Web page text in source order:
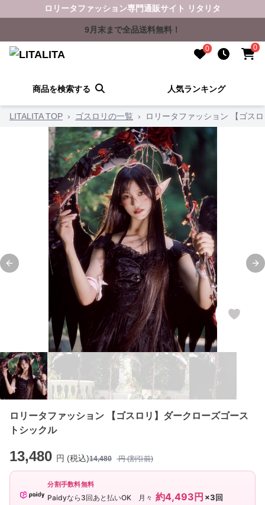
ロリータファッション専門通販サイト リタリタ
9月末まで全品送料無料！
0 0
商品を検索する 人気ランキング
LITALITA TOP › ゴスロリの一覧 › ロリータファッション 【ゴス
Previous slide
ロリータファッション 【ゴスロリ】ダークローズゴース
トシックル
13,480 円 (税込)14,480 円 (割引前)
分割手数料無料
Paidyなら3回あと払いOK 月々 約4,493円 ×3回